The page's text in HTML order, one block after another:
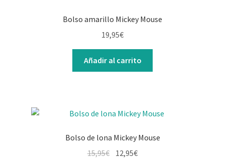
Bolso amarillo Mickey Mouse
19,95€
Añadir al carrito
Bolso de lona Mickey Mouse
15,95€ El12,95€El